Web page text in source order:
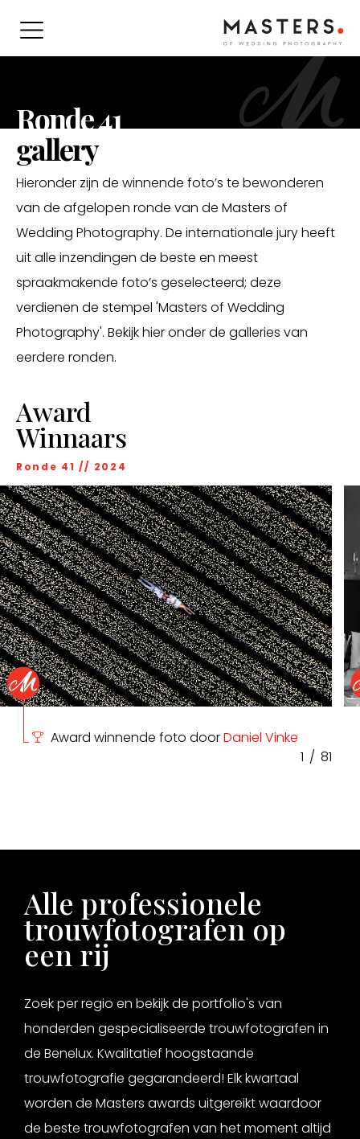
Ronde 41
gallery
Hieronder zijn de winnende foto’s te bewonderen
van de afgelopen ronde van de Masters of
Wedding Photography. De internationale jury heeft
uit alle inzendingen de beste en meest
spraakmakende foto’s geselecteerd; deze
verdienen de stempel 'Masters of Wedding
Photography'. Bekijk hier onder de galleries van
eerdere ronden.
Award
Winnaars
Ronde 41 // 2024
Award winnende foto doorDaniel Vinke
1 / 81
Alle professionele
trouwfotografen op
een rij
Zoek per regio en bekijk de portfolio's van
honderden gespecialiseerde trouwfotografen in
de Benelux. Kwalitatief hoogstaande
trouwfotografie gegarandeerd! Elk kwartaal
worden de Masters awards uitgereikt waardoor
de beste trouwfotografen van het moment altijd